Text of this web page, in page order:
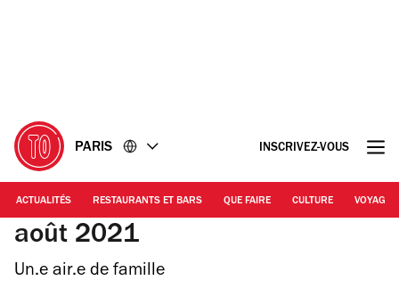
PARIS INSCRIVEZ-VOUS
ACTUALITÉS RESTAURANTS ET BARS QUE FAIRE CULTURE VOYAGE
août 2021
Un.e air.e de famille